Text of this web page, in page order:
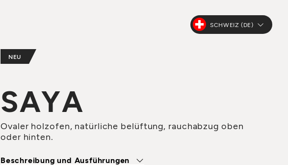
SCHWEIZ (DE)
NEU
SAYA
Ovaler holzofen, natürliche belüftung, rauchabzug oben
oder hinten.
Beschreibung und Ausführungen